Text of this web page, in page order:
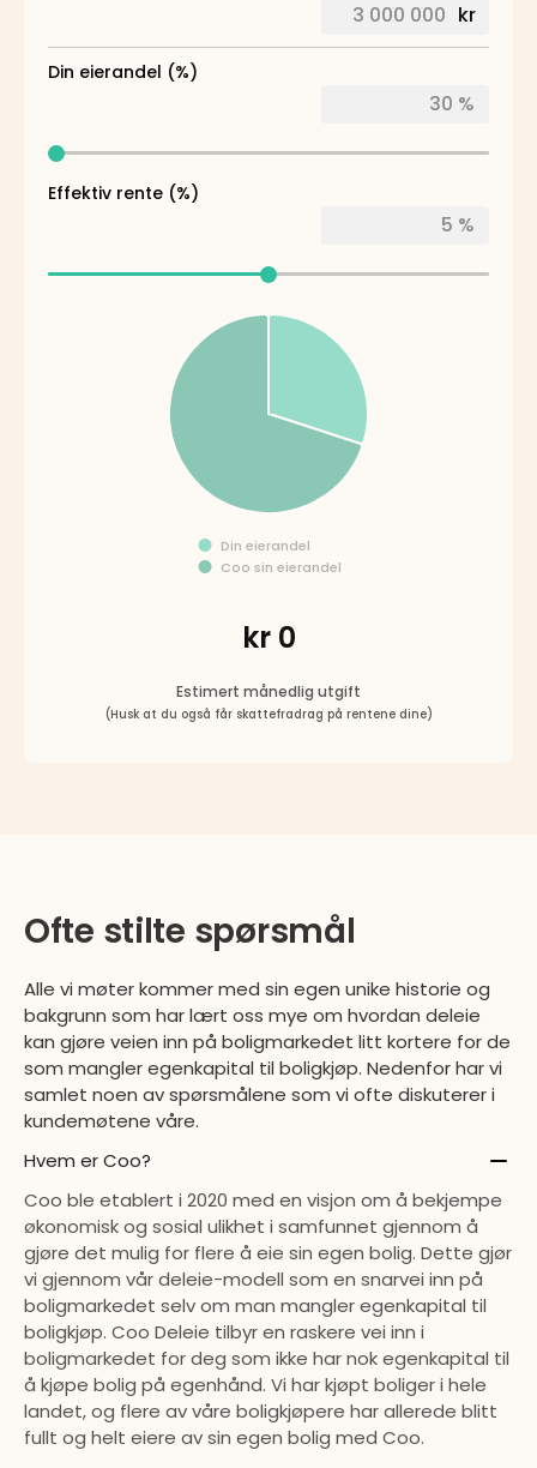
kr
Din eierandel (%)
Effektiv rente (%)
kr 0
Estimert månedlig utgift
(Husk at du også får skattefradrag på rentene dine)
Din eierandel
Coo sin eierandel
Ofte stilte spørsmål​
Alle vi møter kommer med sin egen unike historie og
bakgrunn som har lært oss mye om hvordan deleie
kan gjøre veien inn på boligmarkedet litt kortere for de
som mangler egenkapital til boligkjøp. Nedenfor har vi
samlet noen av spørsmålene som vi ofte diskuterer i
kundemøtene våre.
Hvem er Coo?
Coo ble etablert i 2020 med en visjon om å bekjempe
økonomisk og sosial ulikhet i samfunnet gjennom å
gjøre det mulig for flere å eie sin egen bolig. Dette gjør
vi gjennom vår deleie-modell som en snarvei inn på
boligmarkedet selv om man mangler egenkapital til
boligkjøp. Coo Deleie tilbyr en raskere vei inn i
boligmarkedet for deg som ikke har nok egenkapital til
å kjøpe bolig på egenhånd. Vi har kjøpt boliger i hele
landet, og flere av våre boligkjøpere har allerede blitt
fullt og helt eiere av sin egen bolig med Coo.